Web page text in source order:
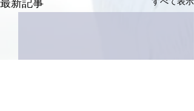
最新記事 すべて表示